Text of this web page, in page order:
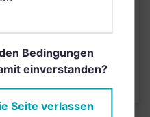
5 6
Bedingungen
einverstanden?
Seite verlassen